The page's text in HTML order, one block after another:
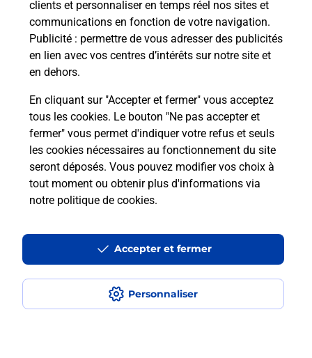
clients et personnaliser en temps réel nos sites et
communications en fonction de votre navigation.
Publicité : permettre de vous adresser des publicités
en lien avec vos centres d’intérêts sur notre site et
en dehors.
En cliquant sur "Accepter et fermer" vous acceptez
tous les cookies. Le bouton "Ne pas accepter et
fermer" vous permet d'indiquer votre refus et seuls
les cookies nécessaires au fonctionnement du site
seront déposés. Vous pouvez modifier vos choix à
tout moment ou obtenir plus d'informations via
notre politique de cookies.
Personnaliser
Accepter et fermer
Qu'est-ce qu'un NEPH ?
Localiser Liste
Liste - examen code de la route
Marne - examen code de la route
Sainte Menehould - examen code de la route
Accessibilité : partiellement conforme
Conditions contractuelles
Mentions légales